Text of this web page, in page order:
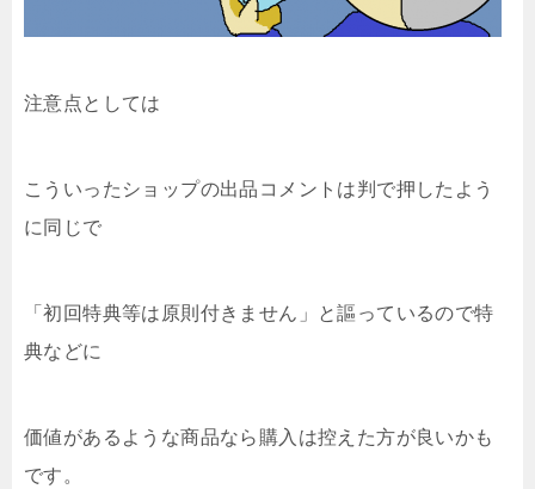
注意点としては
こういったショップの出品コメントは判で押したよう
に同じで
「初回特典等は原則付きません」と謳っているので特
典などに
価値があるような商品なら購入は控えた方が良いかも
です。